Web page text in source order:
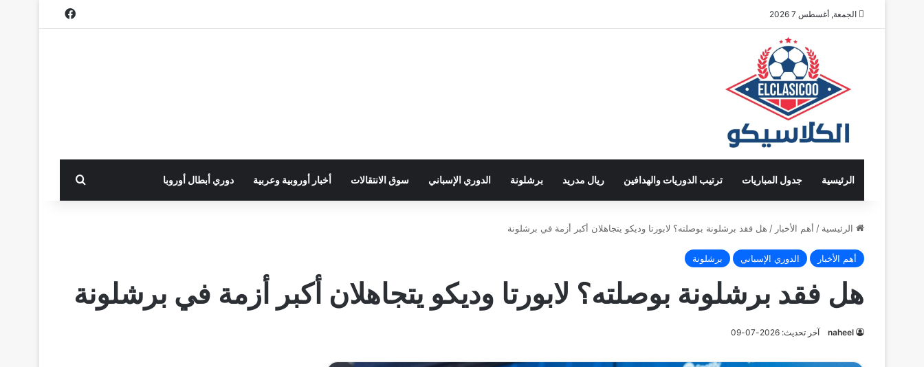
الجمعة, أغسطس 7 2026 فيسبوك
الرئيسية جدول المباريات ترتيب الدوريات والهدافين ريال مدريد برشلونة الدوري الإسباني سوق الانتقالات أخبار أوروبية وعربية دوري أبطال أوروبا بحث عن
الرئيسية / أهم الأخبار / هل فقد برشلونة بوصلته؟ لابورتا وديكو يتجاهلان أكبر أزمة في برشلونة
أهم الأخبار الدوري الإسباني برشلونة
هل فقد برشلونة بوصلته؟ لابورتا وديكو يتجاهلان أكبر أزمة في برشلونة
naheel آخر تحديث: 2026-07-09